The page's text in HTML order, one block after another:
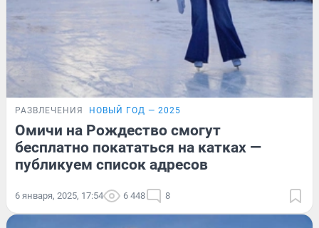
РАЗВЛЕЧЕНИЯ НОВЫЙ ГОД — 2025
Омичи на Рождество смогут
бесплатно покататься на катках —
публикуем список адресов
6 января, 2025, 17:54 6 448 8